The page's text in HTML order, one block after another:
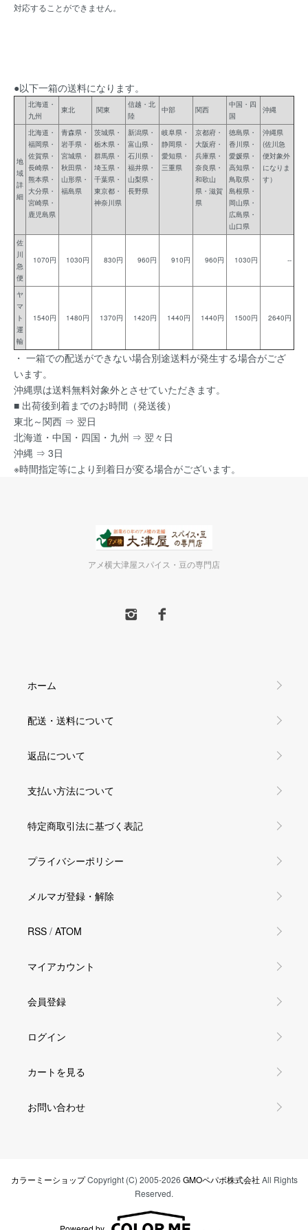
対応することができません。
●以下一箱の送料になります。
北海道・
九州
東北 関東
信越・北
陸
中部 関西
中国・四
国
沖縄
地
域
詳
細
北海道・
福岡県・
佐賀県・
長崎県・
熊本県・
大分県・
宮崎県・
鹿児島県
青森県・
岩手県・
宮城県・
秋田県・
山形県・
福島県
茨城県・
栃木県・
群馬県・
埼玉県・
千葉県・
東京都・
神奈川県
新潟県・
富山県・
石川県・
福井県・
山梨県・
長野県
岐阜県・
静岡県・
愛知県・
三重県
京都府・
大阪府・
兵庫県・
奈良県・
和歌山
県・滋賀
県
徳島県・
香川県・
愛媛県・
高知県・
鳥取県・
島根県・
岡山県・
広島県・
山口県
沖縄県
(佐川急
便対象外
になりま
す）
佐
川
急
便
1070円 1030円 830円 960円 910円 960円 1030円 --
ヤ
マ
ト
運
輸
1540円 1480円 1370円 1420円 1440円 1440円 1500円 2640円
・ 一箱での配送ができない場合別途送料が発生する場合がござ
います。
沖縄県は送料無料対象外とさせていただきます。
■ 出荷後到着までのお時間（発送後）
東北～関西 ⇒ 翌日
北海道・中国・四国・九州 ⇒ 翌々日
沖縄 ⇒ 3日
※時間指定等により到着日が変る場合がございます。
アメ横大津屋スパイス・豆の専門店
ホーム
配送・送料について
返品について
支払い方法について
特定商取引法に基づく表記
プライバシーポリシー
メルマガ登録・解除
RSS / ATOM
マイアカウント
会員登録
ログイン
カートを見る
お問い合わせ
カラーミーショップCopyright (C) 2005-2026 GMOペパボ株式会社 All Rights
Reserved.